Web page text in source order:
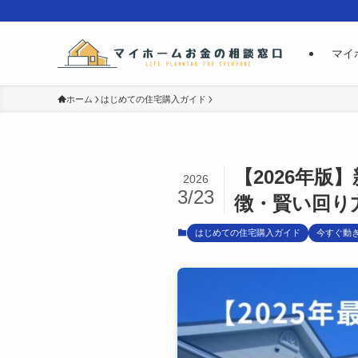
マイ
ホーム はじめての住宅購入ガイド
【2026年版
徴・賢い回り
2026
3/23
はじめての住宅購入ガイド 今すぐ動